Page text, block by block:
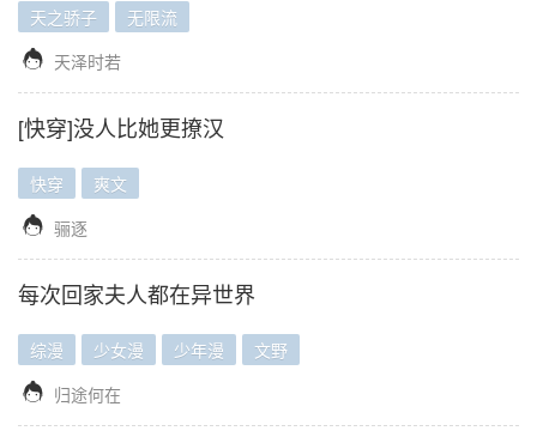
天之骄子 无限流
 天泽时若
[快穿]没人比她更撩汉
快穿 爽文
 骊逐
每次回家夫人都在异世界
综漫 少女漫 少年漫 文野
 归途何在